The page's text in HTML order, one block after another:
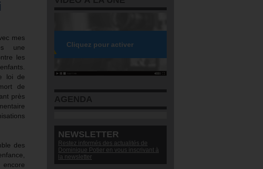
NEWSLETTER
Restez informés des actualités de
Dominique Potier en vous inscrivant à
la newsletter
mes
une
les
loi de
de
près
des